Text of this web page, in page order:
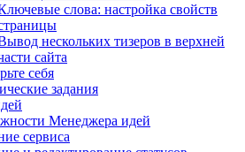
слова: настройка свойств
нескольких тизеров в верхней
сайта
себя
задания
Менеджера идей
сервиса